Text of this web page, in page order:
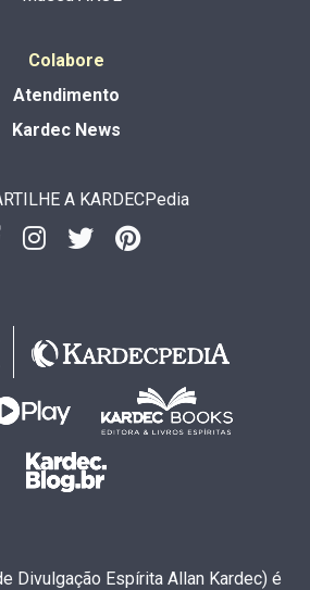
Colabore
Atendimento
Kardec News
A KARDECPedia
Divulgação Espírita Allan Kardec) é